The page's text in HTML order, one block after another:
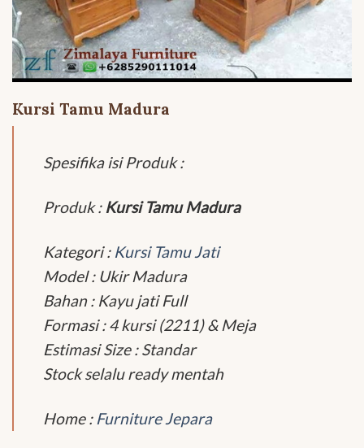
Kursi Tamu Madura
Spesifika isi Produk :
Produk : Kursi Tamu Madura
Kategori : Kursi Tamu Jati
Model : Ukir Madura
Bahan : Kayu jati Full
Formasi : 4 kursi (2211) & Meja
Estimasi Size : Standar
Stock selalu ready mentah
Home : Furniture Jepara